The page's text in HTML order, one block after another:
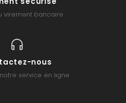
virement bancaire
nous
service en ligne